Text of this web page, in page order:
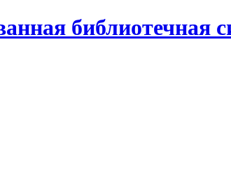
библиотечная